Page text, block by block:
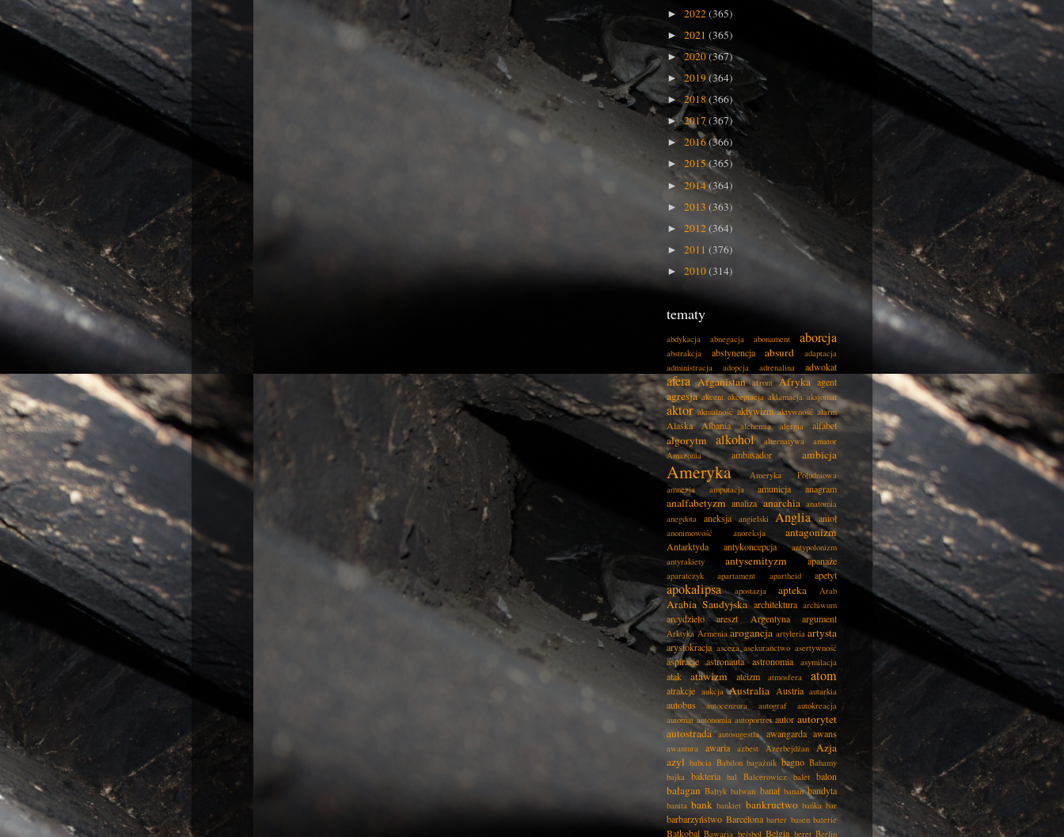
► 2022(365)
► 2021 (365)
► 2020(367)
► 2019(364)
►2018(366)
►2017 (367)
► 2016(366)
► 2015(365)
► 2014(364)
► 2013 (363)
► 2012(364)
► 2011 (376)
► 2010(314)
tematy
abdykacja abnegacja abonament aborcja
abstrakcja abstynencja absurd
adaptacja
administracja
adopcja adrenalina adwokat
afera Afganistan afront Afryka agent
agresja akcent akceptacja aklamacja aksjomat
aktor aktualność aktywizm aktywność alarm
Alaska Albania alchemia alergia alfabet
algorytm alkohol alternatywa
amator
Amazonia
ambasador ambicja
Ameryka
Ameryka Południowa
amnezja
amputacja amunicja anagram
analfabetyzm analiza anarchia anatomia
anegdota
aneksja angielski Anglia anioł
anonimowość anoreksja antagonizm
Antarktyda antykoncepcja
antypolonizm
antyrakiety
antysemityzm apanaże
aparatczyk apartament apartheid apetyt
apokalipsa apostazja apteka Arab
Arabia Saudyjska architektura archiwum
arcydzieło areszt Argentyna argument
Arktyka Armenia arogancja artyleria artysta
arystokracja asceza asekuranctwo asertywność
aspiracje astronauta astronomia asymilacja
atak atawizm ateizm atmosfera atom
atrakcje aukcja Australia Austria autarkia
autobus autocenzura autograf
autokreacja
automat autonomia autoportret autor autorytet
autostrada autosugestia awangarda awans
awantura awaria azbest Azerbejdżan
Azja
azyl babcia Babilon bagażnik bagno Bahamy
bajka bakteria bal Balcerowicz balet balon
bałagan Bałtyk bałwan banał banan bandyta
banita bank bankiet bankructwo bańka bar
barbarzyństwo Barcelona barter basen baterie
Batkobal Bawaria bejsbol Belgia beret Berlin